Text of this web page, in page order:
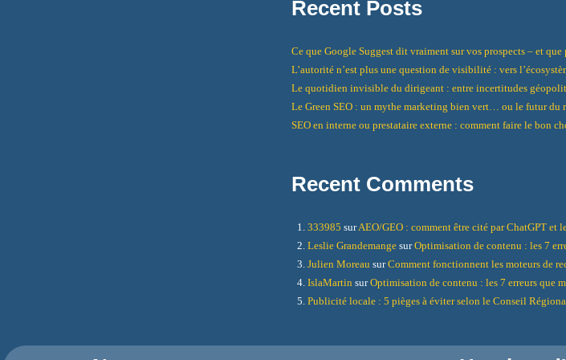
Recent Posts
Ce que Google Suggest dit vraiment sur vos prospects – et que
L’autorité n’est plus une question de visibilité : vers
Le quotidien invisible du dirigeant : entre incertitudes
Le Green SEO : un mythe marketing bien vert… ou le futur du
SEO en interne ou prestataire externe : comment faire le bon
Recent Comments
333985 surAEO/GEO : comment être cité par ChatGPT et
Leslie Grandemange surOptimisation de contenu : les 7
Julien Moreau surComment fonctionnent les moteurs de
IslaMartin surOptimisation de contenu : les 7 erreurs que
Publicité locale : 5 pièges à éviter selon le Conseil